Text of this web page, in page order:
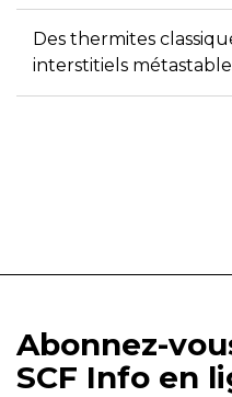
Des thermites
interstitiels
Abonnez-
SCF Info en